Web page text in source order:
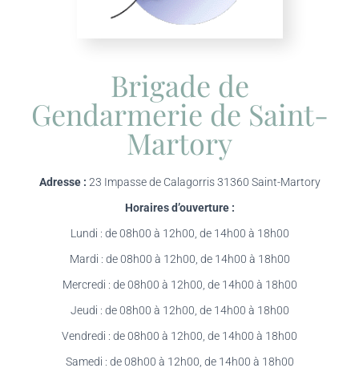
Brigade de
Gendarmerie de Saint-
Martory
Adresse : 23 Impasse de Calagorris 31360 Saint-Martory
Horaires d’ouverture :
Lundi : de 08h00 à 12h00, de 14h00 à 18h00
Mardi : de 08h00 à 12h00, de 14h00 à 18h00
Mercredi : de 08h00 à 12h00, de 14h00 à 18h00
Jeudi : de 08h00 à 12h00, de 14h00 à 18h00
Vendredi : de 08h00 à 12h00, de 14h00 à 18h00
Samedi : de 08h00 à 12h00, de 14h00 à 18h00